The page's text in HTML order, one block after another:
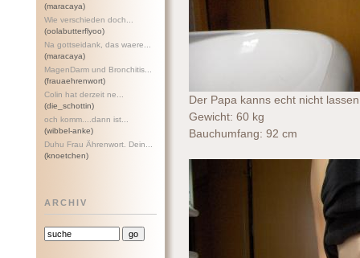
(maracaya)
Wie verschieden doch...
(oolabutterflyoo)
Na gottseidank, das waere...
(maracaya)
MagenDarm und Bronchitis...
(frauaehrenwort)
Colin hat derzeit ne...
(die_schottin)
och komm....dann ist...
(wibbel-anke)
Duhu Frau Ährenwort. Dein...
(knoetchen)
ARCHIV
Der Papa kanns echt nicht
Gewicht: 60 kg
Bauchumfang: 92 cm